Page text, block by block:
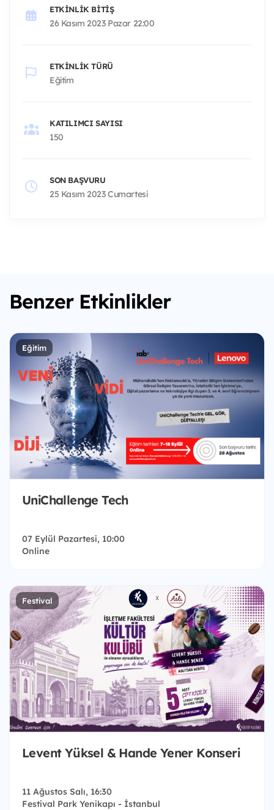
ETKINLIK BITIŞ
26 Kasım 2023 Pazar 22:00
ETKINLIK TÜRÜ
Eğitim
KATILIMCI SAYISI
150
SON BAŞVURU
25 Kasım 2023 Cumartesi
Benzer Etkinlikler
Eğitim
UniChallenge Tech
07 Eylül Pazartesi, 10:00
Online
Festival
Levent Yüksel & Hande Yener Konseri
11 Ağustos Salı, 16:30
Festival Park Yenikapı - İstanbul